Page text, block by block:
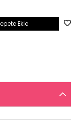
Ekle